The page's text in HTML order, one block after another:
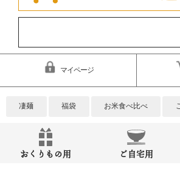
マイページ
凄麺 福袋 お米食べ比べ
おくりもの用 ご自宅用